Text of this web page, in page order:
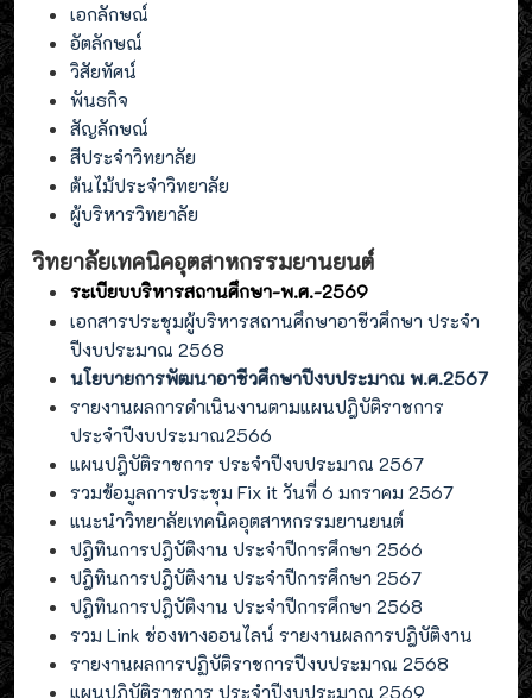
เอกลักษณ์
อัตลักษณ์
วิสัยทัศน์
พันธกิจ
สัญลักษณ์
สีประจำวิทยาลัย
ต้นไม้ประจำวิทยาลัย
ผู้บริหารวิทยาลัย
วิทยาลัยเทคนิคอุตสาหกรรมยานยนต์
ระเบียบบริหารสถานศึกษา-พ.ศ.-2569
เอกสารประชุมผู้บริหารสถานศึกษาอาชีวศึกษา ประจำ
ปีงบประมาณ 2568
นโยบายการพัฒนาอาชีวศึกษาปีงบประมาณ พ.ศ.2567
รายงานผลการดำเนินงานตามแผนปฎิบัติราชการ
ประจำปีงบประมาณ2566
แผนปฎิบัติราชการ ประจำปีงบประมาณ 2567
รวมข้อมูลการประชุม Fix it วันที่ 6 มกราคม 2567
แนะนำวิทยาลัยเทคนิคอุตสาหกรรมยานยนต์
ปฎิทินการปฎิบัติงาน ประจำปีการศึกษา 2566
ปฎิทินการปฎิบัติงาน ประจำปีการศึกษา 2567
ปฎิทินการปฎิบัติงาน ประจำปีการศึกษา 2568
รวม Link ช่องทางออนไลน์ รายงานผลการปฎิบัติงาน
รายงานผลการปฏิบัติราชการปีงบประมาณ 2568
แผนปฏิบัติราชการ ประจำปีงบประมาณ 2569